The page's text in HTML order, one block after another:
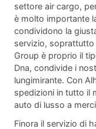
settore air cargo,
è molto importante
condividono la
servizio,
Group è proprio il
Dna, condivide i
lungimirante. Con
spedizioni in tutto il
auto di lusso a
Finora il servizio di